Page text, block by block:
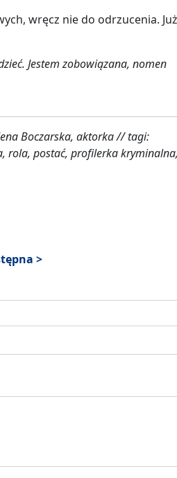
wręcz nie do odrzucenia. Już
Jestem zobowiązana, nomen
Boczarska, aktorka // tagi:
rola, postać, profilerka kryminalna,
>